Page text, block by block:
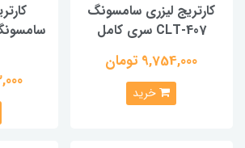
کارتریج لیزری سامسونگ
CLT-407 سری کامل
9,754,000 تومان
خرید